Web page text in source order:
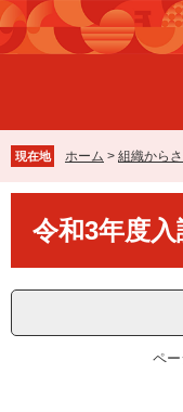
ペ
ー
ジ
で
す
。
メ
ニ
ュ
ば
し
て
現在地 ホーム > 組織から
令和3年度入
ペ